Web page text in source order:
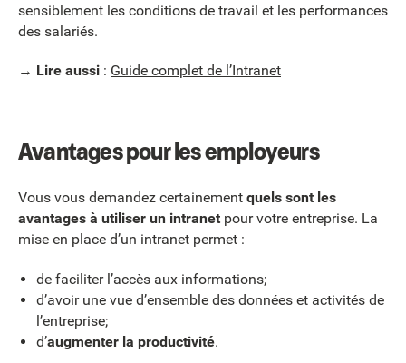
sensiblement les conditions de travail et les performances
des salariés.
→ Lire aussi : Guide complet de l’Intranet
Avantages pour les employeurs
Vous vous demandez certainement quels sont les
avantages à utiliser un intranet pour votre entreprise. La
mise en place d’un intranet permet :
de faciliter l’accès aux informations;
d’avoir une vue d’ensemble des données et activités de
l’entreprise;
d’augmenter la productivité.